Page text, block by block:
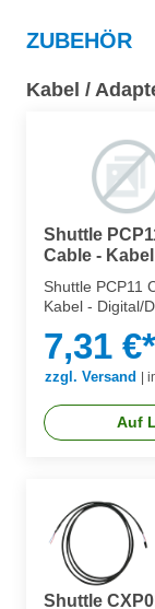
ZUBEHÖR
Kabel /
Shuttle
Cable -
Shuttle PCP11
Kabel - Digital/
7,31 €*
zzgl. Versand
Auf
Shuttle